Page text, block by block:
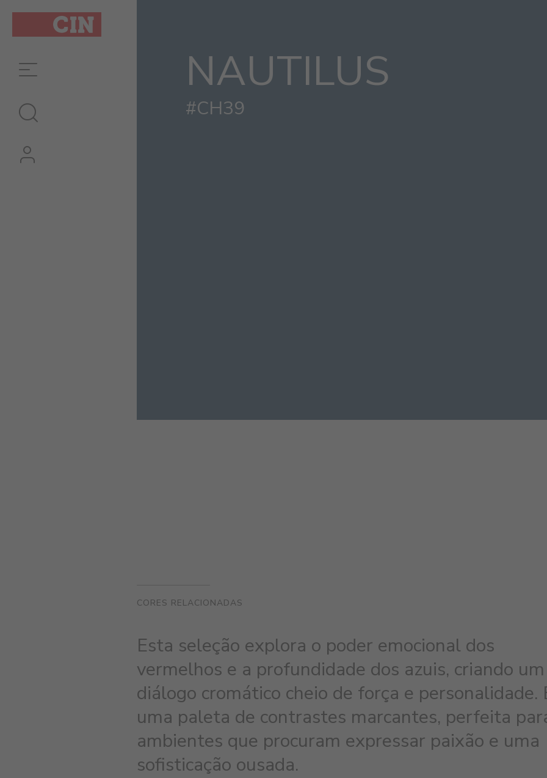
Cor
Nautilus
para
interiores
NAUTILUS
#CH39
CORES RELACIONADAS
Esta seleção explora o poder emocional dos
vermelhos e a profundidade dos azuis, criando um
diálogo cromático cheio de força e personalidade.
uma paleta de contrastes marcantes, perfeita
ambientes que procuram expressar paixão e uma
sofisticação ousada.